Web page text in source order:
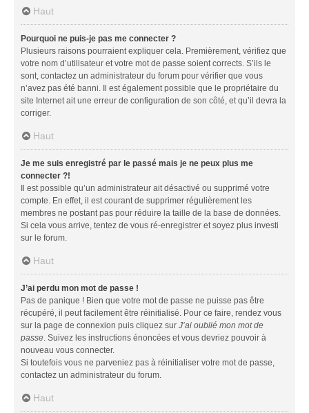
Haut
Pourquoi ne puis-je pas me connecter ?
Plusieurs raisons pourraient expliquer cela. Premièrement, vérifiez que
votre nom d’utilisateur et votre mot de passe soient corrects. S’ils le
sont, contactez un administrateur du forum pour vérifier que vous
n’avez pas été banni. Il est également possible que le propriétaire du
site Internet ait une erreur de configuration de son côté, et qu’il devra la
corriger.
Haut
Je me suis enregistré par le passé mais je ne peux plus me
connecter ?!
Il est possible qu’un administrateur ait désactivé ou supprimé votre
compte. En effet, il est courant de supprimer régulièrement les
membres ne postant pas pour réduire la taille de la base de données.
Si cela vous arrive, tentez de vous ré-enregistrer et soyez plus investi
sur le forum.
Haut
J’ai perdu mon mot de passe !
Pas de panique ! Bien que votre mot de passe ne puisse pas être
récupéré, il peut facilement être réinitialisé. Pour ce faire, rendez vous
sur la page de connexion puis cliquez sur J’ai oublié mon mot de
passe. Suivez les instructions énoncées et vous devriez pouvoir à
nouveau vous connecter.
Si toutefois vous ne parveniez pas à réinitialiser votre mot de passe,
contactez un administrateur du forum.
Haut